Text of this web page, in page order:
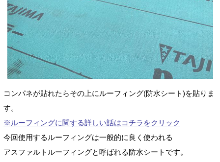
コンパネが貼れたらその上にルーフィング(防水シート)を貼りま
す。
※ルーフィングに関する詳しい話はコチラをクリック
今回使用するルーフィングは一般的に良く使われる
アスファルトルーフィングと呼ばれる防水シートです。